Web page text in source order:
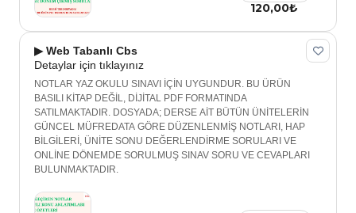
120,00₺
▶ Web Tabanlı Cbs
Detaylar için tıklayınız
NOTLAR YAZ OKULU SINAVI İÇİN UYGUNDUR. BU ÜRÜN
BASILI KİTAP DEĞİL, DİJİTAL PDF FORMATINDA
SATILMAKTADIR. DOSYADA; DERSE AİT BÜTÜN ÜNİTELERİN
GÜNCEL MÜFREDATA GÖRE DÜZENLENMİŞ NOTLARI, HAP
BİLGİLERİ, ÜNİTE SONU DEĞERLENDİRME SORULARI VE
ONLİNE DÖNEMDE SORULMUŞ SINAV SORU VE CEVAPLARI
BULUNMAKTADIR.